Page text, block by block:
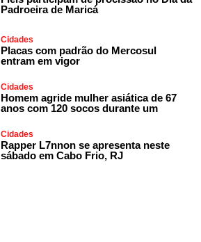
Padroeira de Maricá
Cidades
Placas com padrão do Mercosul
entram em vigor
Cidades
Homem agride mulher asiática de 67
anos com 120 socos durante um
Cidades
Rapper L7nnon se apresenta neste
sábado em Cabo Frio, RJ